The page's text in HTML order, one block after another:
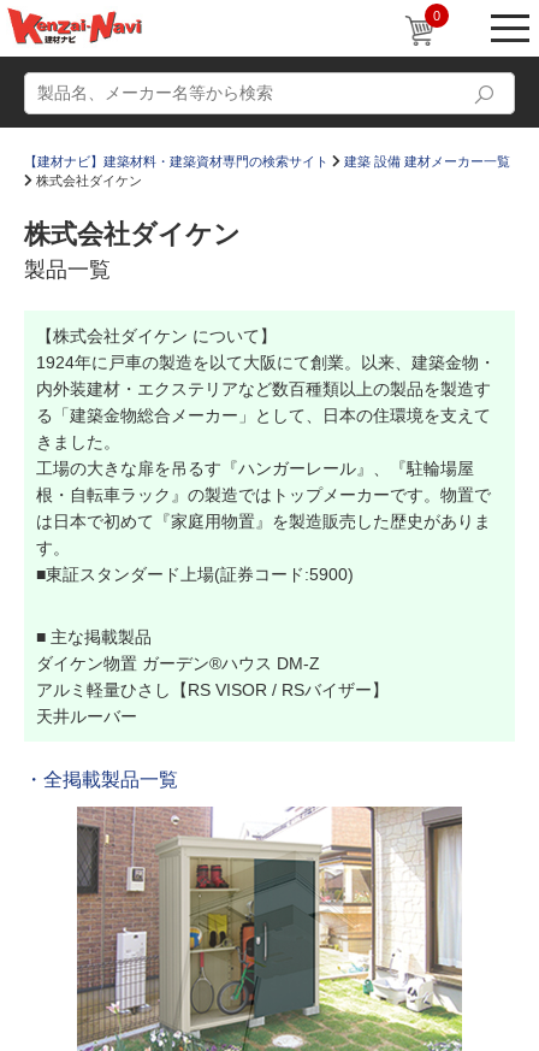
0
かたなび
すまいリング 設計士インタビュー
Q＆A 販売・施工代理店募集
お気に入り
【建材ナビ】建築材料・建築資材専門の検索サイト
建築 設備 建材メーカー一覧
株式会社ダイケン
株式会社ダイケン
製品一覧
【株式会社ダイケン について】
1924年に戸車の製造を以て大阪にて創業。以来、建築金物・
内外装建材・エクステリアなど数百種類以上の製品を製造す
る「建築金物総合メーカー」として、日本の住環境を支えて
きました。
工場の大きな扉を吊るす『ハンガーレール』、『駐輪場屋
根・自転車ラック』の製造ではトップメーカーです。物置で
は日本で初めて『家庭用物置』を製造販売した歴史がありま
す。
■東証スタンダード上場(証券コード:5900)
■ 主な掲載製品
ダイケン物置 ガーデン®ハウス DM-Z
アルミ軽量ひさし【RS VISOR / RSバイザー】
天井ルーバー
・全掲載製品一覧